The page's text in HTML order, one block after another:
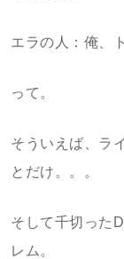
エラの人：俺、
って。
そういえば、ラ
とだけ。。。
そして千切った
レム。